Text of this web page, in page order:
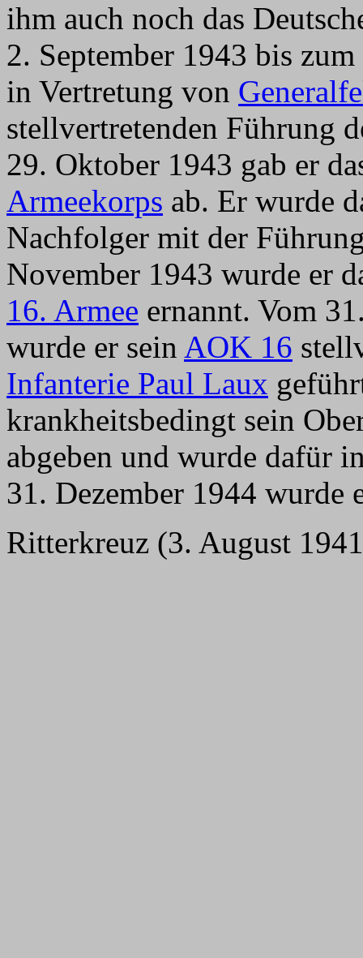
ihm auch noch das
2. September 1943 bis
in Vertretung von
stellvertretenden Führung
29. Oktober 1943 gab er
Armeekorps ab. Er wurde
Nachfolger mit der
November 1943 wurde er
16. Armee ernannt. Vom
wurde er sein AOK 16
Infanterie Paul Laux
krankheitsbedingt sein
abgeben und wurde dafür
31. Dezember 1944 wurde
Ritterkreuz (3. August